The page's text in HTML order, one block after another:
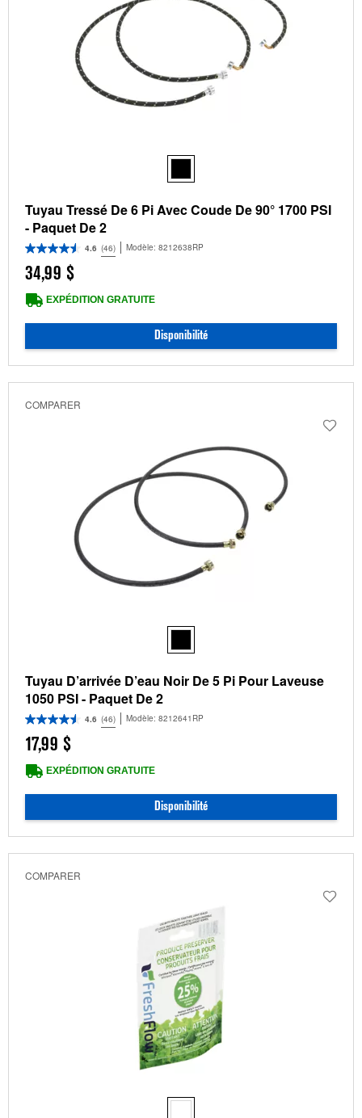
Tuyau Tressé De 6 Pi Avec Coude De 90° 1700 PSI
- Paquet De 2
4.6 (46) Modèle: 8212638RP
34,99 $
EXPÉDITION GRATUITE
Disponibilité
COMPARER
Tuyau D’arrivée D’eau Noir De 5 Pi Pour Laveuse
1050 PSI - Paquet De 2
4.6 (46) Modèle: 8212641RP
17,99 $
EXPÉDITION GRATUITE
Disponibilité
COMPARER